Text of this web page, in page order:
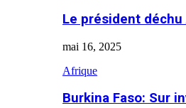
Le président
mai 16, 2025
Afrique
Burkina Faso: Sur